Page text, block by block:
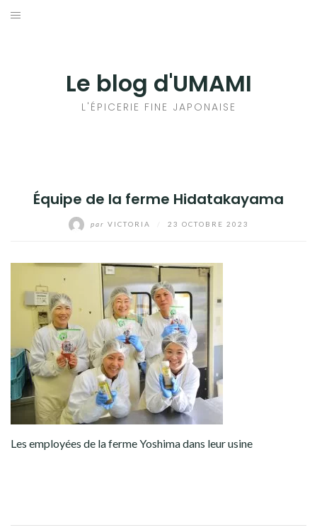
Aller
Le blog d'UMAMI
L'ÉPICERIE FINE JAPONAISE
Équipe de la ferme Hidatakayama
par VICTORIA 23 OCTOBRE 2023
Les employées de la ferme Yoshima dans leur usine